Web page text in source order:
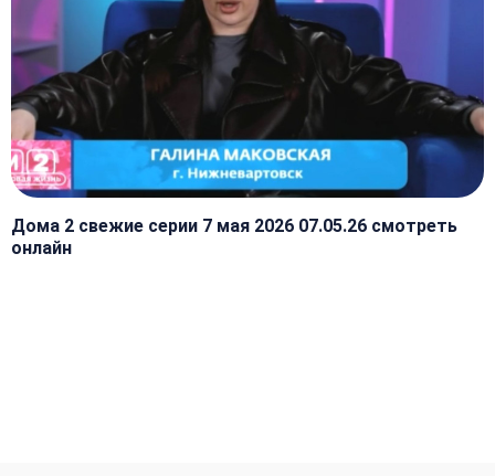
Дома 2 свежие серии 7 мая 2026 07.05.26 смотреть
онлайн